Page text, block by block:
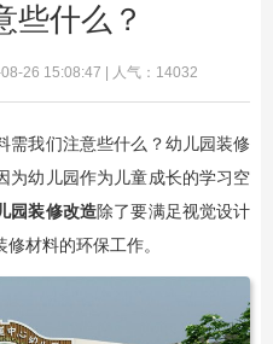
些什么？
26 15:08:47 | 人气：14032
需我们注意些什么？幼儿园装修
为幼儿园作为儿童成长的学习空
园装修改造除了要满足视觉设计
材料的环保工作。